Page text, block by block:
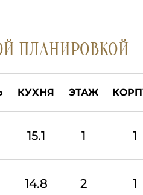
ПЛАНИРОВКОЙ
КУХНЯ ЭТАЖ
15.1 1 1
14.8 2 1